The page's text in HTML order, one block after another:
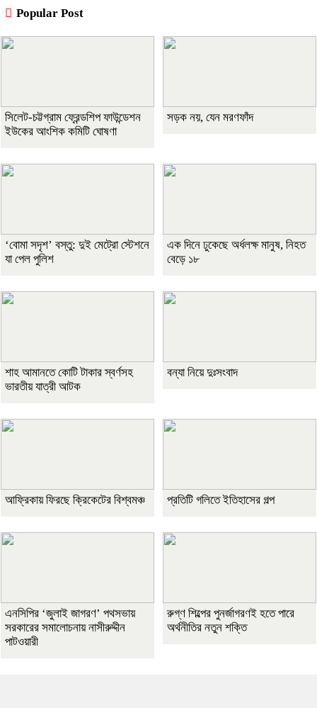
Popular Post
সিলেট-চট্টগ্রাম ফ্রেন্ডশিপ ফাউন্ডেশন
ইউকের আংশিক কমিটি ঘোষণা
সড়ক নয়, যেন মরণফাঁদ
‘বোমা সদৃশ’ বস্তু: দুই মেট্রো স্টেশনে
যা পেল পুলিশ
এক দিনে ঢুকেছে অর্ধলক্ষ মানুষ, নিহত
বেড়ে ১৮
শাহ আমানতে কোটি টাকার স্বর্ণসহ
ভারতীয় যাত্রী আটক
বন্যা নিয়ে দুঃসংবাদ
আফ্রিকায় ফিরছে ক্রিকেটের বিশ্বমঞ্চ প্রতিটি গলিতে ইতিহাসের গল্প
এনসিপির ‘জুলাই জাগরণ’ পথসভায়
সরকারের সমালোচনায় নাসীরুদ্দীন
পাটওয়ারী
রুগ্ণ শিল্পের পুনর্জাগরণই হতে পারে
অর্থনীতির নতুন শক্তি